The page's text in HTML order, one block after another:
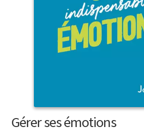
Médecine douces
Gérer ses émotions